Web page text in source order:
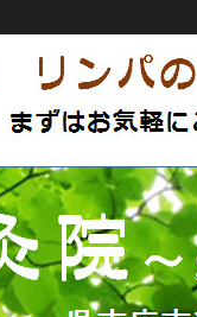
でサポートします！